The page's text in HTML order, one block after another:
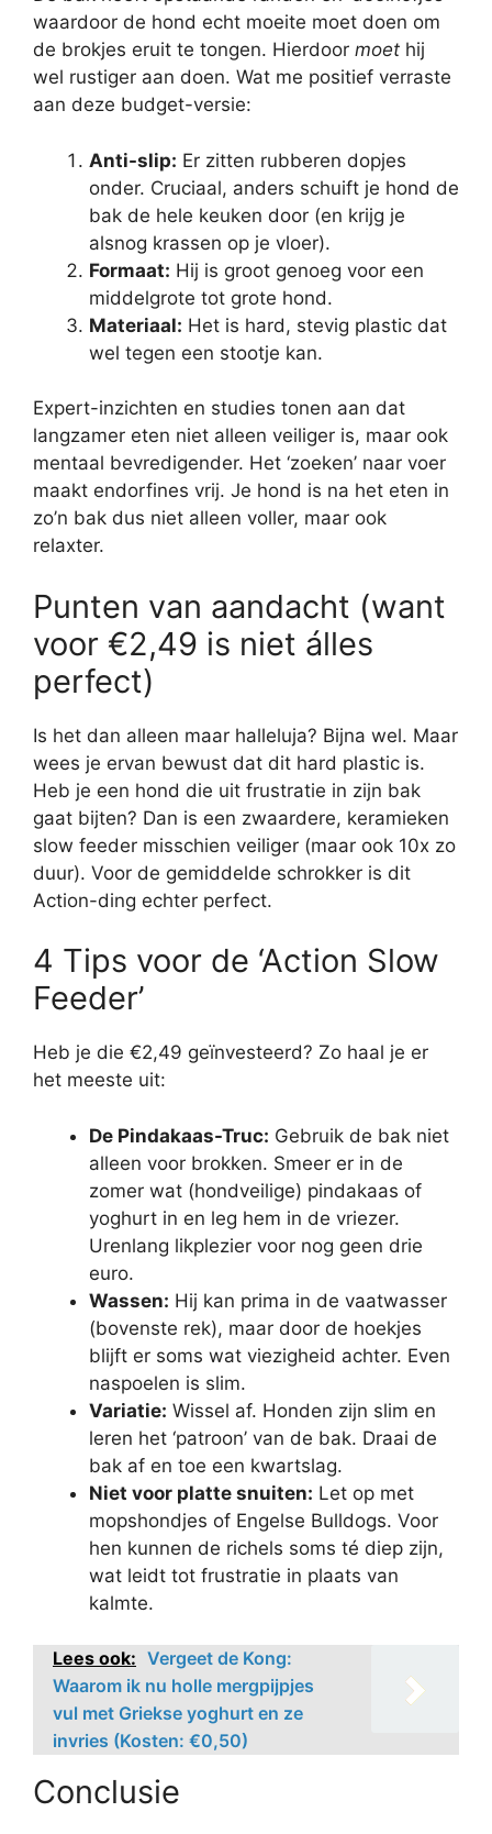
waardoor de hond echt moeite moet doen om
de brokjes eruit te tongen. Hierdoor moet hij
wel rustiger aan doen. Wat me positief verraste
aan deze budget-versie:
Anti-slip: Er zitten rubberen dopjes
onder. Cruciaal, anders schuift je hond de
bak de hele keuken door (en krijg je
alsnog krassen op je vloer).
Formaat: Hij is groot genoeg voor een
middelgrote tot grote hond.
Materiaal: Het is hard, stevig plastic dat
wel tegen een stootje kan.
Expert-inzichten en studies tonen aan dat
langzamer eten niet alleen veiliger is, maar ook
mentaal bevredigender. Het ‘zoeken’ naar voer
maakt endorfines vrij. Je hond is na het eten in
zo’n bak dus niet alleen voller, maar ook
relaxter.
Punten van aandacht (want
voor €2,49 is niet álles
perfect)
Is het dan alleen maar halleluja? Bijna wel. Maar
wees je ervan bewust dat dit hard plastic is.
Heb je een hond die uit frustratie in zijn bak
gaat bijten? Dan is een zwaardere, keramieken
slow feeder misschien veiliger (maar ook 10x zo
duur). Voor de gemiddelde schrokker is dit
Action-ding echter perfect.
4 Tips voor de ‘Action Slow
Feeder’
Heb je die €2,49 geïnvesteerd? Zo haal je er
het meeste uit:
De Pindakaas-Truc: Gebruik de bak niet
alleen voor brokken. Smeer er in de
zomer wat (hondveilige) pindakaas of
yoghurt in en leg hem in de vriezer.
Urenlang likplezier voor nog geen drie
euro.
Wassen: Hij kan prima in de vaatwasser
(bovenste rek), maar door de hoekjes
blijft er soms wat viezigheid achter. Even
naspoelen is slim.
Variatie: Wissel af. Honden zijn slim en
leren het ‘patroon’ van de bak. Draai de
bak af en toe een kwartslag.
Niet voor platte snuiten: Let op met
mopshondjes of Engelse Bulldogs. Voor
hen kunnen de richels soms té diep zijn,
wat leidt tot frustratie in plaats van
kalmte.
Lees ook: Vergeet de Kong:
Waarom ik nu holle mergpijpjes
vul met Griekse yoghurt en ze
invries (Kosten: €0,50)
Conclusie